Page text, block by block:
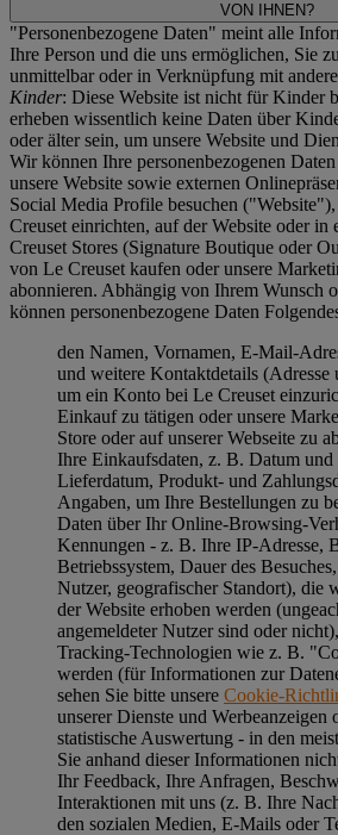
VON IHNEN?
"Personenbezogene Daten" meint alle
Ihre Person und die uns ermöglichen, Sie
unmittelbar oder in Verknüpfung mit
Kinder: Diese Website ist nicht für Kinder
erheben wissentlich keine Daten über
oder älter sein, um unsere Website und
Wir können Ihre personenbezogenen
unsere Website sowie externen
Social Media Profile besuchen ("Website
Creuset einrichten, auf der Website oder in
Creuset Stores (Signature Boutique oder
von Le Creuset kaufen oder unsere
abonnieren. Abhängig von Ihrem Wunsch
können personenbezogene Daten
den Namen, Vornamen, E-Mail-
und weitere Kontaktdetails (Adresse
um ein Konto bei Le Creuset
Einkauf zu tätigen oder unsere
Store oder auf unserer Webseite zu
Ihre Einkaufsdaten, z. B. Datum
Lieferdatum, Produkt- und
Angaben, um Ihre Bestellungen zu
Daten über Ihr Online-Browsing-
Kennungen - z. B. Ihre IP-Adresse,
Betriebssystem, Dauer des
Nutzer, geografischer Standort), die
der Website erhoben werden
angemeldeter Nutzer sind oder
Tracking-Technologien wie z. B.
werden (für Informationen zur
sehen Sie bitte unsere Cookie-
unserer Dienste und Werbeanzeigen
statistische Auswertung - in den
Sie anhand dieser Informationen
Ihr Feedback, Ihre Anfragen,
Interaktionen mit uns (z. B. Ihre
den sozialen Medien, E-Mails oder